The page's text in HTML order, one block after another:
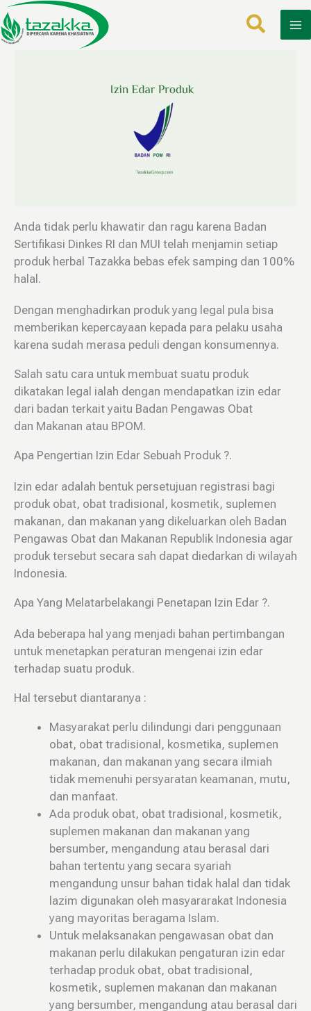
Lewati
ke
konten
Anda tidak perlu khawatir dan ragu karena Badan
Sertifikasi Dinkes RI dan MUI telah menjamin setiap
produk herbal Tazakka bebas efek samping dan 100%
halal.
Dengan menghadirkan produk yang legal pula bisa
memberikan kepercayaan kepada para pelaku usaha
karena sudah merasa peduli dengan konsumennya.
Salah satu cara untuk membuat suatu produk
dikatakan legal ialah dengan mendapatkan izin edar
dari badan terkait yaitu Badan Pengawas Obat
dan Makanan atau BPOM.
Apa Pengertian Izin Edar Sebuah Produk ?.
Izin edar adalah bentuk persetujuan registrasi bagi
produk obat, obat tradisional, kosmetik, suplemen
makanan, dan makanan yang dikeluarkan oleh Badan
Pengawas Obat dan Makanan Republik Indonesia agar
produk tersebut secara sah dapat diedarkan di wilayah
Indonesia.
Apa Yang Melatarbelakangi Penetapan Izin Edar ?.
Ada beberapa hal yang menjadi bahan pertimbangan
untuk menetapkan peraturan mengenai izin edar
terhadap suatu produk.
Hal tersebut diantaranya :
Masyarakat perlu dilindungi dari penggunaan
obat, obat tradisional, kosmetika, suplemen
makanan, dan makanan yang secara ilmiah
tidak memenuhi persyaratan keamanan, mutu,
dan manfaat.
Ada produk obat, obat tradisional, kosmetik,
suplemen makanan dan makanan yang
bersumber, mengandung atau berasal dari
bahan tertentu yang secara syariah
mengandung unsur bahan tidak halal dan tidak
lazim digunakan oleh masyararakat Indonesia
yang mayoritas beragama Islam.
Untuk melaksanakan pengawasan obat dan
makanan perlu dilakukan pengaturan izin edar
terhadap produk obat, obat tradisional,
kosmetik, suplemen makanan dan makanan
yang bersumber, mengandung atau berasal dari